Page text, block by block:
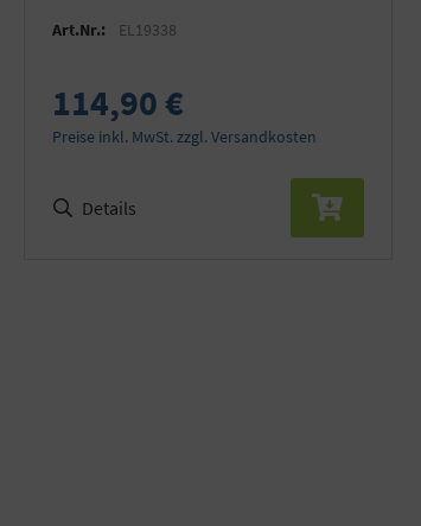
Art.Nr.: EL19338
114,90 €
Preise inkl. MwSt. zzgl. Versandkosten
Details